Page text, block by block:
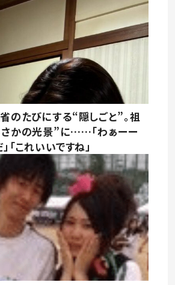
のたびにする“隠しごと”。祖
かの光景”に……「わぁーー
「これいいですね」